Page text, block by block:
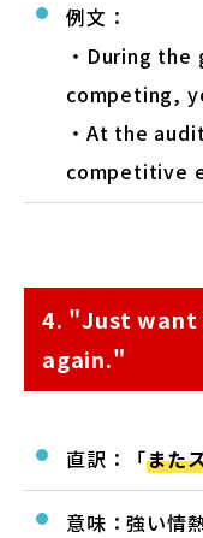
例文：
・During
competing,
・At the
competitive
4. "Just want
again."
直訳：「また
意味：強い情